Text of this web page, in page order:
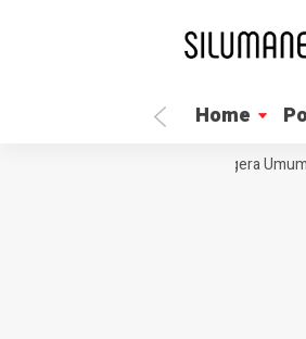
Home
LSM Trinusa Desak KPK Segera